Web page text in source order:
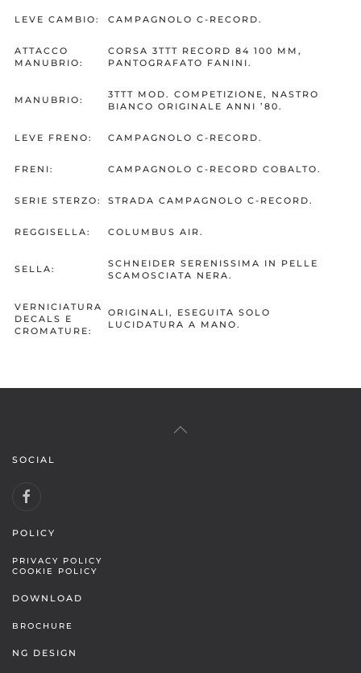
LEVE CAMBIO: CAMPAGNOLO C-RECORD.
ATTACCO
MANUBRIO:
CORSA 3TTT RECORD 84 100 MM,
PANTOGRAFATO FANINI.
MANUBRIO:
3TTT MOD. COMPETIZIONE, NASTRO
BIANCO ORIGINALE ANNI ’80.
LEVE FRENO: CAMPAGNOLO C-RECORD.
FRENI: CAMPAGNOLO C-RECORD COBALTO.
SERIE STERZO: STRADA CAMPAGNOLO C-RECORD.
REGGISELLA: COLUMBUS AIR.
SELLA:
SCHNEIDER SERENISSIMA IN PELLE
SCAMOSCIATA NERA.
VERNICIATURA
DECALS E
CROMATURE:
ORIGINALI, ESEGUITA SOLO
LUCIDATURA A MANO.
SOCIAL
POLICY
PRIVACY POLICY
COOKIE POLICY
DOWNLOAD
BROCHURE
NG DESIGN